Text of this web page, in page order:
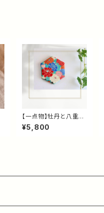
【一点物】牡丹と八重菊
の袋帯ファブリックパネ
ル｜金銀糸・六角形｜
anel｜Gold & Silver
Shipping
¥5,800